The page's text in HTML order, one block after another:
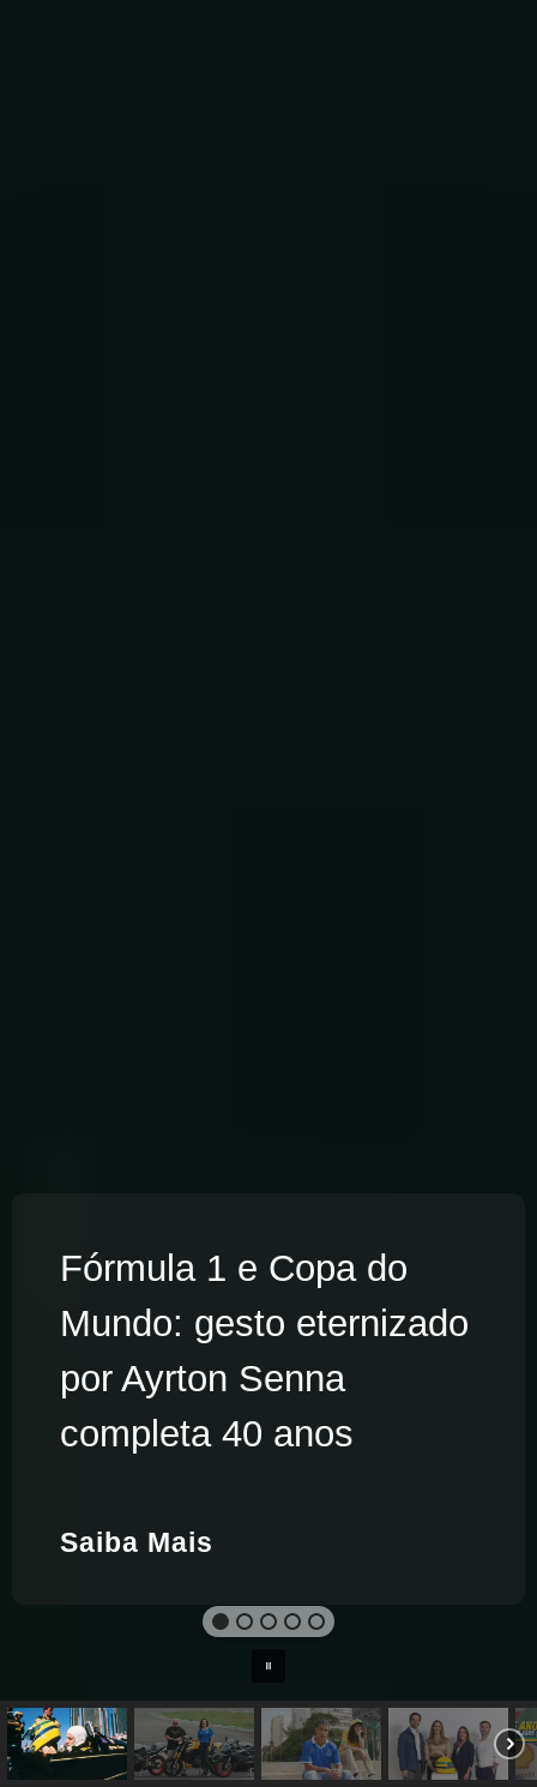
Fórmula 1 e Copa do
Mundo: gesto eternizado
por Ayrton Senna
completa 40 anos
Saiba Mais